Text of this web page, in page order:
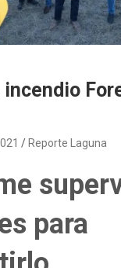
Reporte Laguna
para